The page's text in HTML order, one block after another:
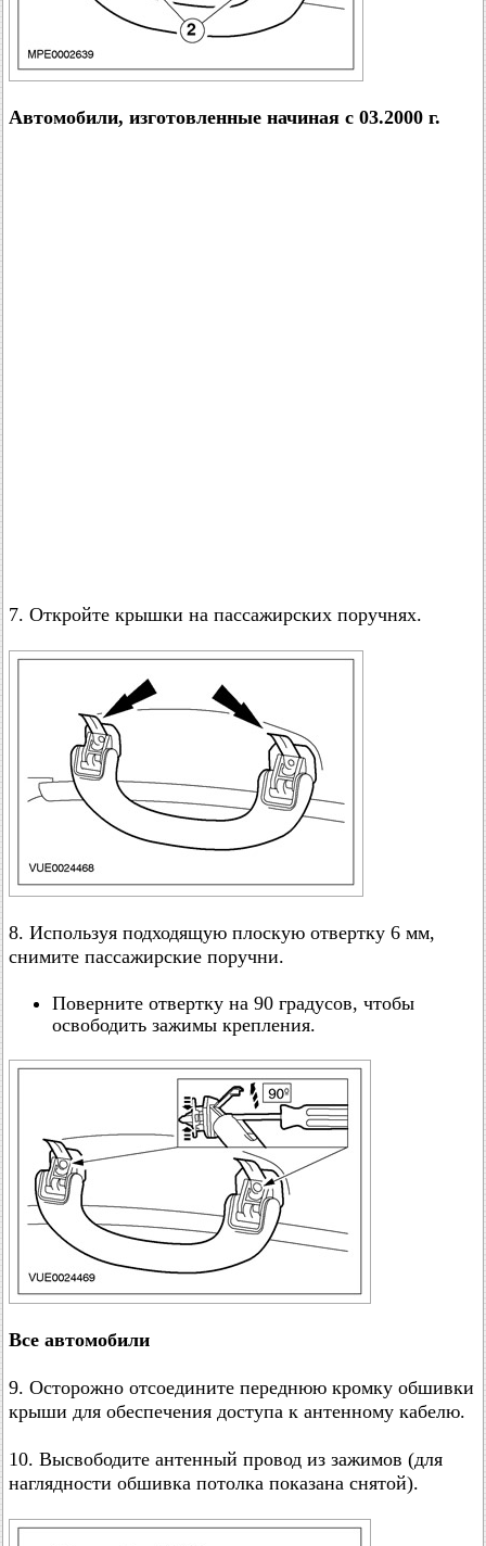
Автомобили, изготовленные начиная с 03.2000 г.
7. Откройте крышки на пассажирских поручнях.
8. Используя подходящую плоскую отвертку 6 мм,
снимите пассажирские поручни.
Поверните отвертку на 90 градусов, чтобы
освободить зажимы крепления.
Все автомобили
9. Осторожно отсоедините переднюю кромку обшивки
крыши для обеспечения доступа к антенному кабелю.
10. Высвободите антенный провод из зажимов (для
наглядности обшивка потолка показана снятой).